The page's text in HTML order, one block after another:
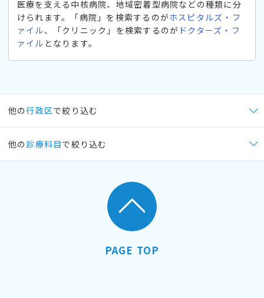
医療を支える中核病院、地域密着型病院などの種類に分
けられます。「病院」を検索するのがホスピタルズ・フ
ァイル、「クリニック」を検索するのが ドクターズ・フ
ァイル となります。
他の行政区で絞り込む
他の 診療科目で絞り込む
PAGE TOP